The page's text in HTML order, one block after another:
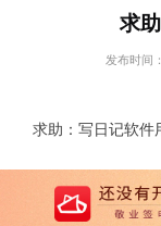
求
发布时间
求助：写日记软件